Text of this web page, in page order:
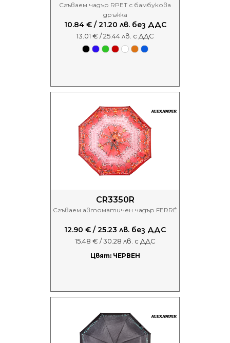
Сгъваем чадър RPET с бамбукова
дръжка
10.84 € / 21.20 лв. без ДДС
13.01 € / 25.44 лв. с ДДС
CR3350R
Сгъваем автоматичен чадър FERRÉ
12.90 € / 25.23 лв. без ДДС
15.48 € / 30.28 лв. с ДДС
Цвят: ЧЕРВЕН